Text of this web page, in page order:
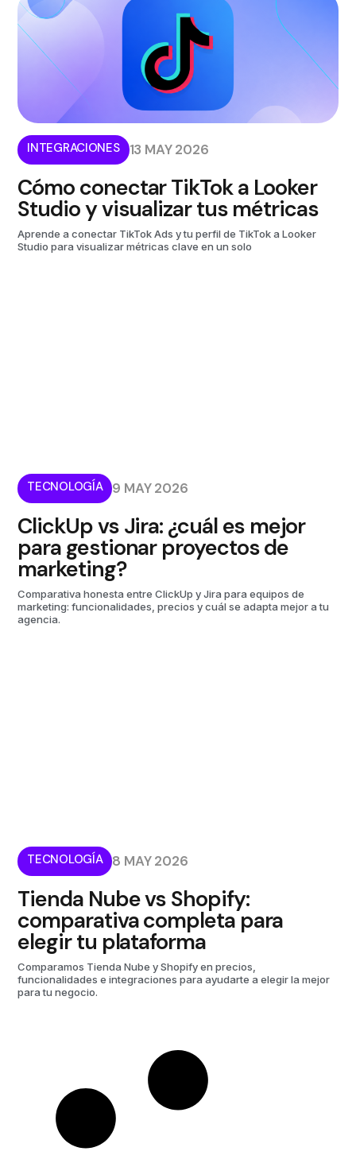
INTEGRACIONES 13 MAY 2026
Cómo conectar TikTok a Looker
Studio y visualizar tus métricas
Aprende a conectar TikTok Ads y tu perfil de TikTok a Looker
Studio para visualizar métricas clave en un solo
TECNOLOGÍA 9 MAY 2026
ClickUp vs Jira: ¿cuál es mejor
para gestionar proyectos de
marketing?
Comparativa honesta entre ClickUp y Jira para equipos de
marketing: funcionalidades, precios y cuál se adapta mejor a tu
agencia.
TECNOLOGÍA 8 MAY 2026
Tienda Nube vs Shopify:
comparativa completa para
elegir tu plataforma
Comparamos Tienda Nube y Shopify en precios,
funcionalidades e integraciones para ayudarte a elegir la mejor
para tu negocio.